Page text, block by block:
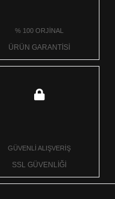
% 100 ORJİNAL
ÜRÜN GARANTİSİ
GÜVENLİ ALIŞVERİŞ
SSL GÜVENLİĞİ